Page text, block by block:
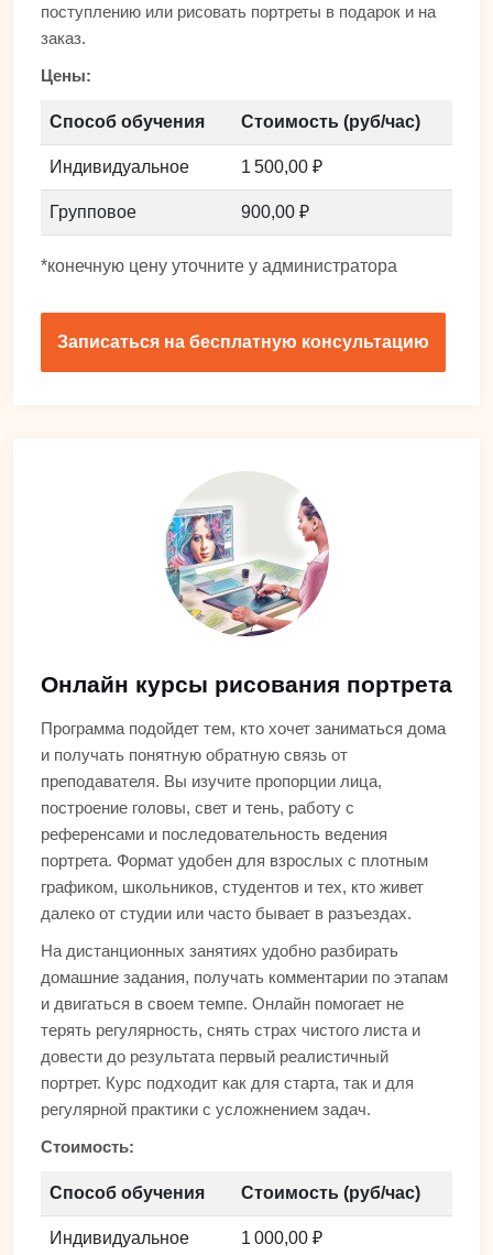
поступлению или рисовать портреты в подарок и на
заказ.
Цены:
Способ обучения Стоимость (руб/час)
Индивидуальное 1 500,00 ₽
Групповое 900,00 ₽
*конечную цену уточните у администратора
Записаться на бесплатную консультацию
Онлайн курсы рисования портрета
Программа подойдет тем, кто хочет заниматься дома
и получать понятную обратную связь от
преподавателя. Вы изучите пропорции лица,
построение головы, свет и тень, работу с
референсами и последовательность ведения
портрета. Формат удобен для взрослых с плотным
графиком, школьников, студентов и тех, кто живет
далеко от студии или часто бывает в разъездах.
На дистанционных занятиях удобно разбирать
домашние задания, получать комментарии по этапам
и двигаться в своем темпе. Онлайн помогает не
терять регулярность, снять страх чистого листа и
довести до результата первый реалистичный
портрет. Курс подходит как для старта, так и для
регулярной практики с усложнением задач.
Стоимость:
Способ обучения Стоимость (руб/час)
Индивидуальное 1 000,00 ₽